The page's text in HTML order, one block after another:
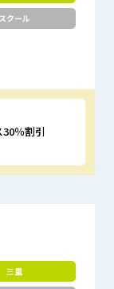
スクール
％割引
三重